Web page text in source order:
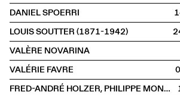
DANIEL SPOERRI
LOUIS SOUTTER (1871-1942)
VALÈRE NOVARINA
VALÉRIE FAVRE
FRED-ANDRÉ HOLZER, PHILIPPE MONOD, LOUL SCHOPFER